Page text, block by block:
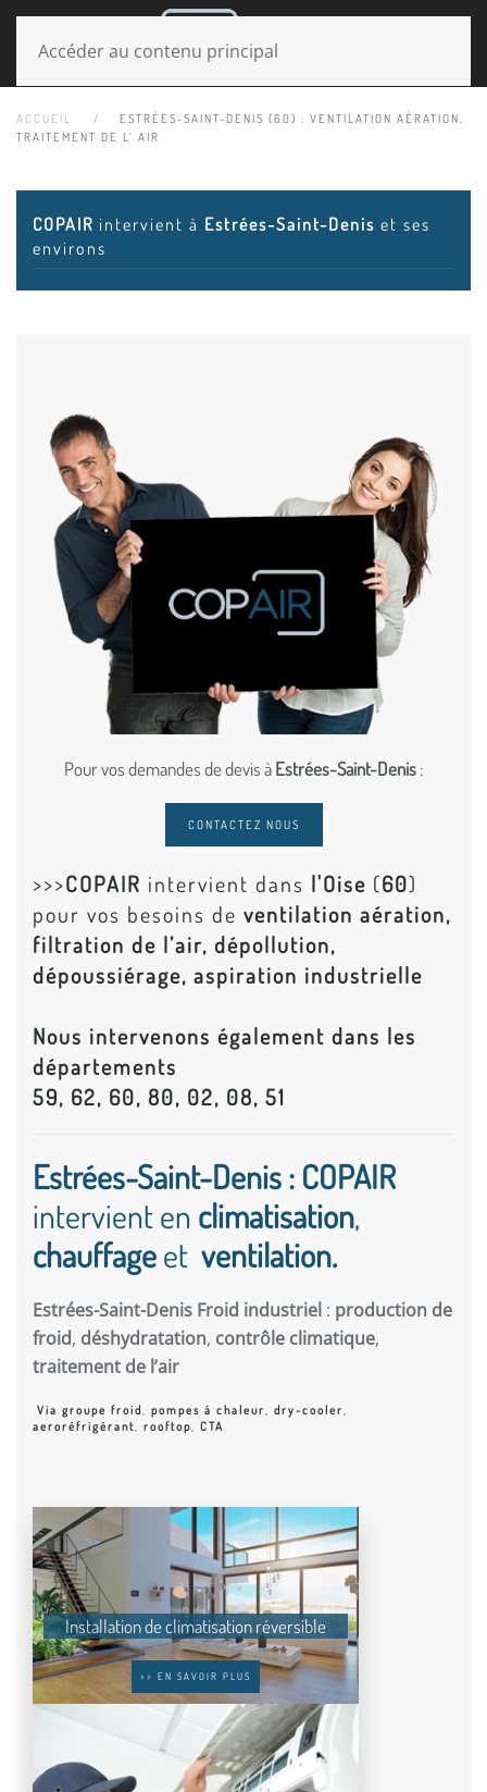
Accéder au contenu principal
ACCUEIL
ESTRÉES-SAINT-DENIS (60) : VENTILATION AÉRATION,
TRAITEMENT DE L’ AIR
COPAIR intervient à Estrées-Saint-Denis et ses
environs
Pour vos demandes de devis àEstrées-Saint-Denis:
CONTACTEZ NOUS
>>>COPAIR intervient dans l'Oise (60)
pour vos besoins de ventilation aération,
filtration de l’air, dépollution,
dépoussiérage, aspiration industrielle
Nous intervenons également dans les
départements
59, 62, 60, 80, 02, 08, 51
Estrées-Saint-Denis : COPAIR
intervient en climatisation,
chauffageet ventilation.
Estrées-Saint-Denis Froid industriel : production de
froid, déshydratation, contrôle climatique,
traitement de l’air
Via groupe froid, pompes à chaleur, dry-cooler,
aeroréfrigérant, rooftop, CTA
Installation de climatisation réversible
>> EN SAVOIR PLUS